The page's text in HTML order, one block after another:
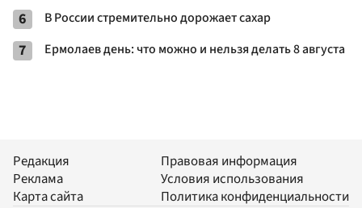
6 В России стремительно дорожает сахар
7 Ермолаев день: что можно и нельзя делать 8 августа
Редакция
Реклама
Карта сайта
Правовая информация
Условия использования
Политика конфиденциальности